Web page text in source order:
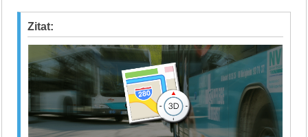
Zitat: